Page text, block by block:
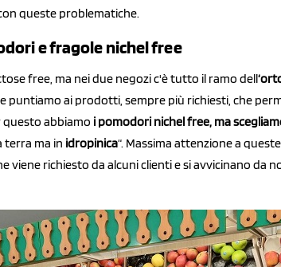
queste problematiche.
e fragole nichel free
free, ma nei due negozi c'è tutto il ramo dell
puntiamo ai prodotti, sempre più richiesti, che
questo abbiamo i pomodori nichel free, ma
terra ma in idropinica“. Massima attenzione a
viene richiesto da alcuni clienti e si avvicinano da